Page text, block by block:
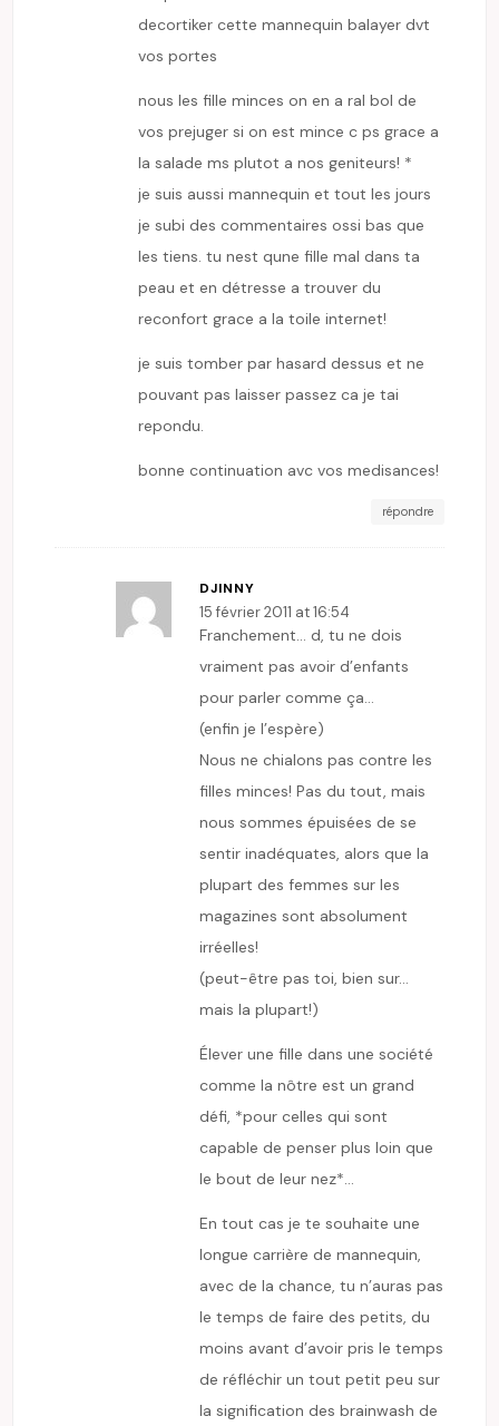
decortiker cette mannequin balayer dvt
vos portes
nous les fille minces on en a ral bol de
vos prejuger si on est mince c ps grace a
la salade ms plutot a nos geniteurs! *
je suis aussi mannequin et tout les jours
je subi des commentaires ossi bas que
les tiens. tu nest qune fille mal dans ta
peau et en détresse a trouver du
reconfort grace a la toile internet!
je suis tomber par hasard dessus et ne
pouvant pas laisser passez ca je tai
repondu.
bonne continuation avc vos medisances!
répondre
DJINNY
15 février 2011 at 16:54
Franchement… d, tu ne dois
vraiment pas avoir d’enfants
pour parler comme ça…
(enfin je l’espère)
Nous ne chialons pas contre les
filles minces! Pas du tout, mais
nous sommes épuisées de se
sentir inadéquates, alors que la
plupart des femmes sur les
magazines sont absolument
irréelles!
(peut-être pas toi, bien sur…
mais la plupart!)
Élever une fille dans une société
comme la nôtre est un grand
défi, *pour celles qui sont
capable de penser plus loin que
le bout de leur nez*…
En tout cas je te souhaite une
longue carrière de mannequin,
avec de la chance, tu n’auras pas
le temps de faire des petits, du
moins avant d’avoir pris le temps
de réfléchir un tout petit peu sur
la signification des brainwash de